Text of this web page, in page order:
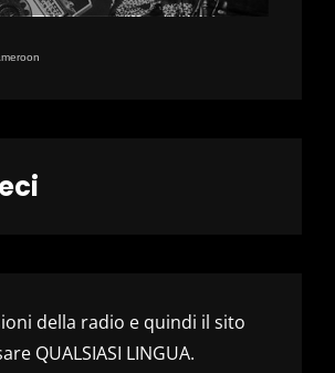
della radio e quindi il sito
QUALSIASI LINGUA.